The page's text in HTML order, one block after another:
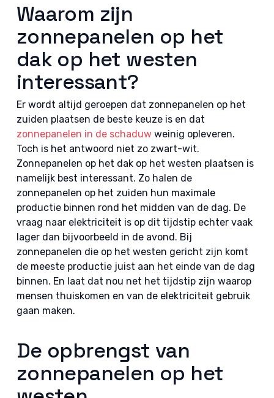
Waarom zijn
zonnepanelen op het
dak op het westen
interessant?
Er wordt altijd geroepen dat zonnepanelen op het
zuiden plaatsen de beste keuze is en dat
zonnepanelen in de schaduwweinig opleveren.
Toch is het antwoord niet zo zwart-wit.
Zonnepanelen op het dak op het westen plaatsen is
namelijk best interessant. Zo halen de
zonnepanelen op het zuiden hun maximale
productie binnen rond het midden van de dag. De
vraag naar elektriciteit is op dit tijdstip echter vaak
lager dan bijvoorbeeld in de avond. Bij
zonnepanelen die op het westen gericht zijn komt
de meeste productie juist aan het einde van de dag
binnen. En laat dat nou net het tijdstip zijn waarop
mensen thuiskomen en van de elektriciteit gebruik
gaan maken.
De opbrengst van
zonnepanelen op het